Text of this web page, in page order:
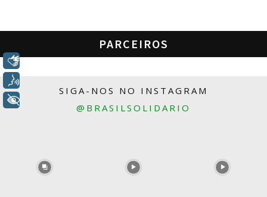
PARCEIROS
SIGA-NOS NO INSTAGRAM
@BRASILSOLIDARIO
Libras